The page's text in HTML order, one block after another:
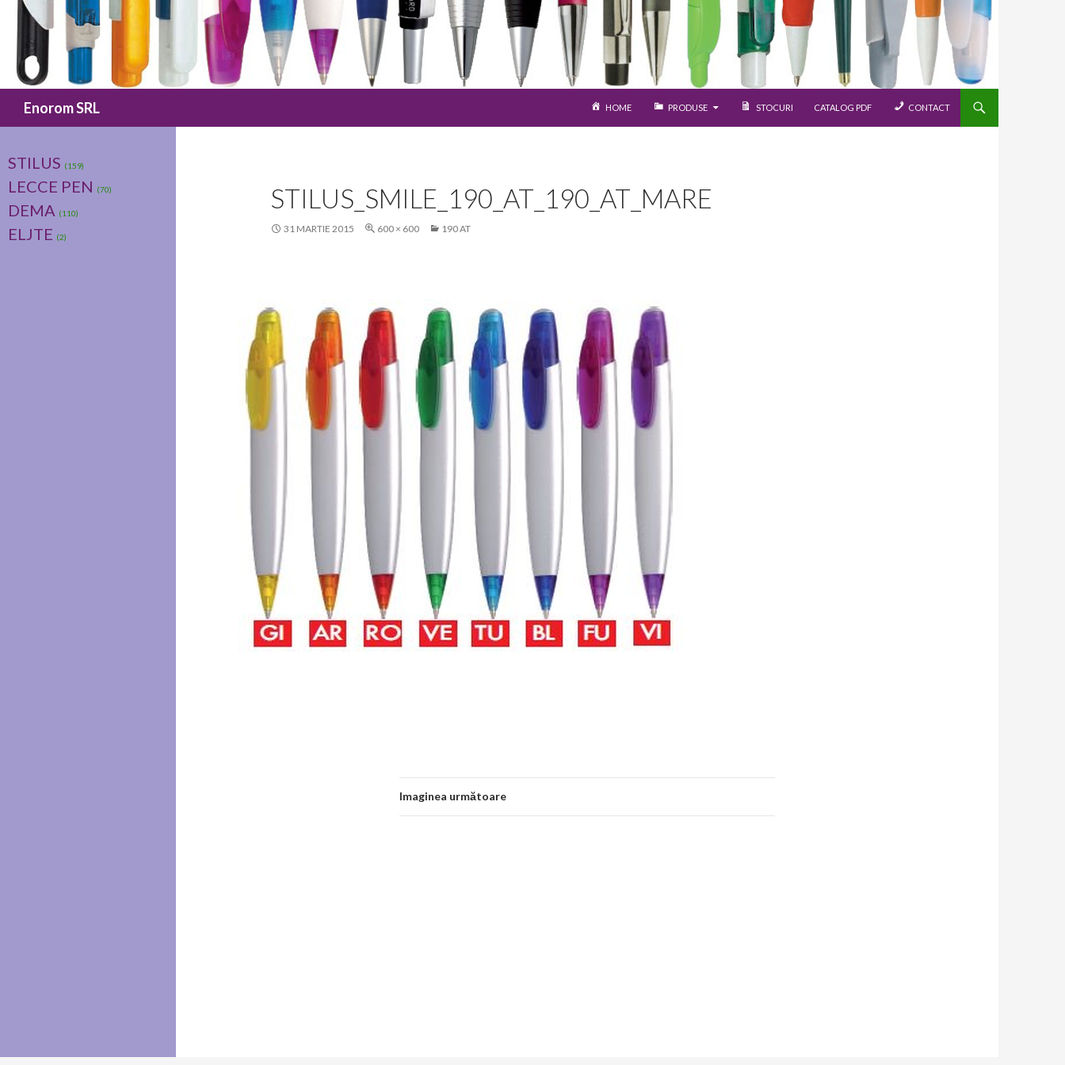
Enorom SRL
HOME
PRODUSE STOCURI CATALOG PDF CONTACT
STILUS_SMILE_190_AT_190_AT_MARE
31 MARTIE 2015 600 × 600 190 AT
Imaginea următoare
STILUS (159)
LECCE PEN (70)
DEMA (110)
ELJTE (2)